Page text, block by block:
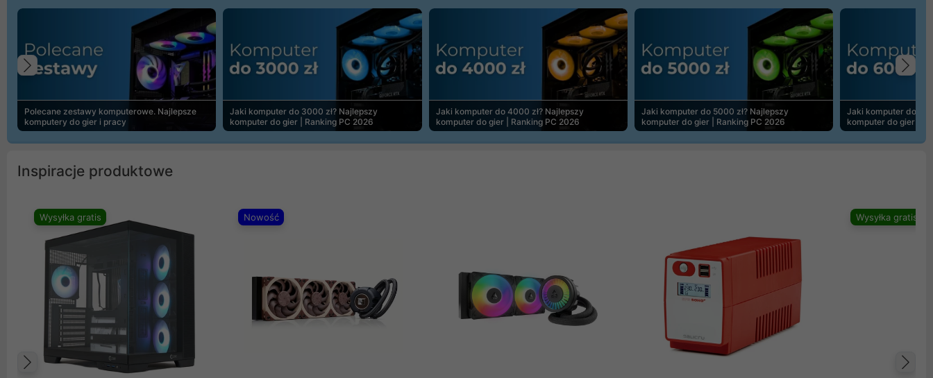
Polecane zestawy komputerowe. Najlepsze
komputery do gier i pracy
Jaki komputer do 3000 zł? Najlepszy
komputer do gier | Ranking PC 2026
Jaki komputer do 4000 zł? Najlepszy
komputer do gier | Ranking PC 2026
Jaki komputer do 5000 zł? Najlepszy
komputer do gier | Ranking PC 2026
Jaki komputer do
komputer do gier |
Poprzedni
Inspiracje produktowe
Wysyłka gratis Nowość Wysyłka gratis